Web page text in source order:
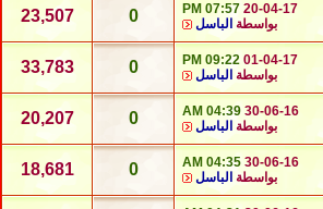
20-04-17
07:57 PM
بواسطة الباسل 0
23,507
01-04-17
09:22 PM
بواسطة الباسل 0
33,783
30-06-16
04:39 AM
بواسطة الباسل 0
20,207
30-06-16
04:35 AM
بواسطة الباسل 0
18,681